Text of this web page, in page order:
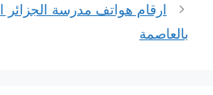
ارقام هواتف مدرسة الجزائر
بالعاصمة